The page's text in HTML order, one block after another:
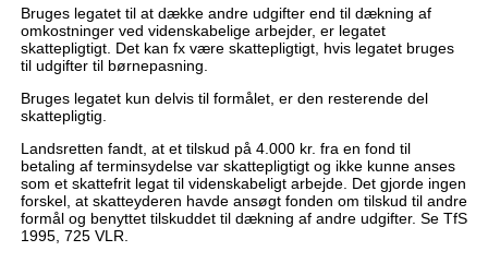
Bruges legatet til at dække andre udgifter end til dækning af
omkostninger ved videnskabelige arbejder, er legatet
skattepligtigt. Det kan fx være skattepligtigt, hvis legatet bruges
til udgifter til børnepasning.
Bruges legatet kun delvis til formålet, er den resterende del
skattepligtig.
Landsretten fandt, at et tilskud på 4.000 kr. fra en fond til
betaling af terminsydelse var skattepligtigt og ikke kunne anses
som et skattefrit legat til videnskabeligt arbejde. Det gjorde ingen
forskel, at skatteyderen havde ansøgt fonden om tilskud til andre
formål og benyttet tilskuddet til dækning af andre udgifter. Se TfS
1995, 725 VLR.